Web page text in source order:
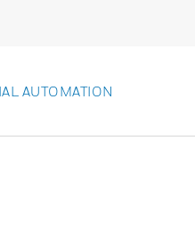
AUTOMATION